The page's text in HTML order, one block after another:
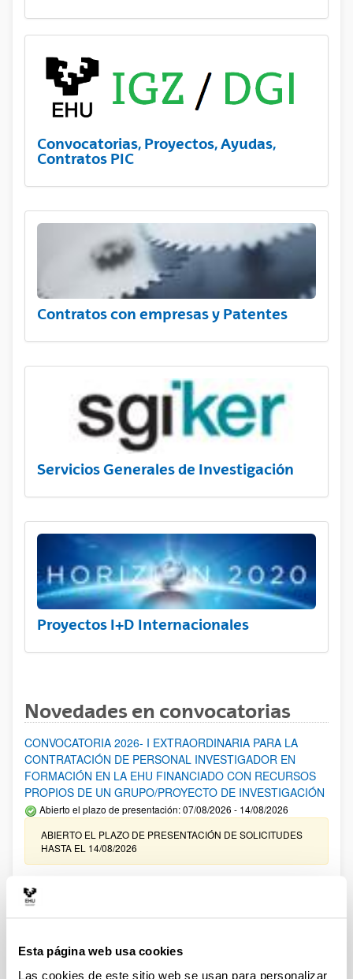
Esta página web usa cookies
Las cookies de este sitio web se usan para personalizar
Convocatorias, Proyectos, Ayudas,
Contratos PIC
Contratos con empresas y Patentes
Servicios Generales de Investigación
Proyectos I+D Internacionales
Novedades en convocatorias
CONVOCATORIA 2026- I EXTRAORDINARIA PARA LA
CONTRATACIÓN DE PERSONAL INVESTIGADOR EN
FORMACIÓN EN LA EHU FINANCIADO CON RECURSOS
PROPIOS DE UN GRUPO/PROYECTO DE INVESTIGACIÓN
Abierto el plazo de presentación: 07/08/2026 - 14/08/2026
ABIERTO EL PLAZO DE PRESENTACIÓN DE SOLICITUDES
HASTA EL 14/08/2026
Ayudas para financiación de la adquisición y renovación de
infraestructura científica y fondos bibliográficos en la
UPV/EHU 2026
25/03/2026: Corrección de errores del listado provisional de
solicitudes admitidas y excluidas. 23/03/2026: Relación